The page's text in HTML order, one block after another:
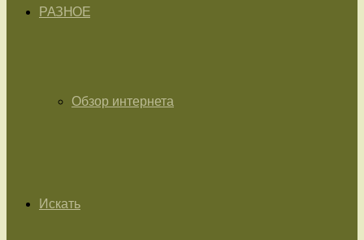
РАЗНОЕ
Обзор интернета
Искать